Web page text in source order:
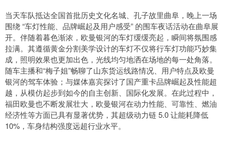
当天车队抵达全国首批历史文化名城、孔子故里曲阜，晚上一场
围绕 “车灯性能、品牌崛起及用户感受” 的围车夜话活动在曲阜展
开。伴随着暮色渐浓，欧曼银河的车灯缓缓亮起，瞬间将氛围感
拉满。其遵循黄金分割美学设计的车灯不仅将行车灯功能巧妙集
成，照明效果也更加出色，光线均匀地洒在场地的每一处角落。
随车主播和“梅子姐”畅聊了山东货运线路情况、用户特点及欧曼
银河的驾车体验；与媒体嘉宾探讨了国产重卡品牌崛起及性能超
越，从模仿起步到如今的自主创新、国际化发展。在此过程中，
福田欧曼也不断发展壮大，欧曼银河在动力性能、可靠性、燃油
经济性等方面已具有显著优势，其超级动力链 5.0 让能耗降低
10%，车身结构强度远超行业水平。